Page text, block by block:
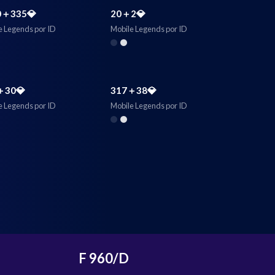
335💎
Legends por ID
20＋2💎
Mobile Legends por ID
30💎
Legends por ID
317＋38💎
Mobile Legends por ID
F 960/D